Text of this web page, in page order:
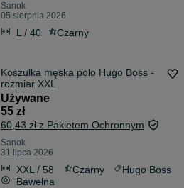
Sanok
05 sierpnia 2026
L / 40 Czarny
Koszulka męska polo Hugo Boss -
rozmiar XXL
Używane
55 zł
60,43 zł z Pakietem Ochronnym
Sanok
31 lipca 2026
XXL / 58 Czarny
Hugo Boss
Bawełna